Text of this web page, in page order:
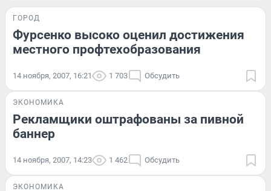
ГОРОД
Фурсенко высоко оценил достижения
местного профтехобразования
14 ноября, 2007, 16:21 1 703 Обсудить
ЭКОНОМИКА
Рекламщики оштрафованы за пивной
баннер
14 ноября, 2007, 14:23 1 462 Обсудить
ЭКОНОМИКА